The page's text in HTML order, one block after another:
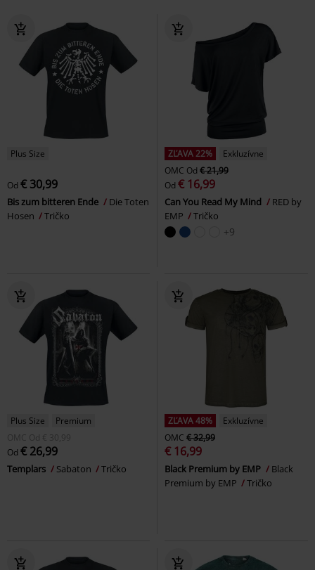
Plus Size
Od € 30,99
Bis zum bitteren Ende
Die Toten
Hosen
Tričko
ZĽAVA 22%
Exkluzívne
OMC Od € 21,99
Od € 16,99
Can You Read My Mind
RED by
EMP
Tričko
+9
Plus Size
Premium
OMC Od € 30,99
Od € 26,99
Templars Sabaton Tričko
ZĽAVA 48%
Exkluzívne
OMC € 32,99
€ 16,99
Black Premium by EMP
Black
Premium by EMP
Tričko